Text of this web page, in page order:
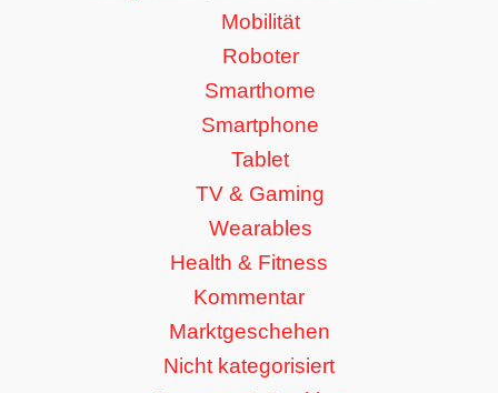
Mobilität
Roboter
Smarthome
Smartphone
Tablet
TV & Gaming
Wearables
Health & Fitness
Kommentar
Marktgeschehen
Nicht kategorisiert